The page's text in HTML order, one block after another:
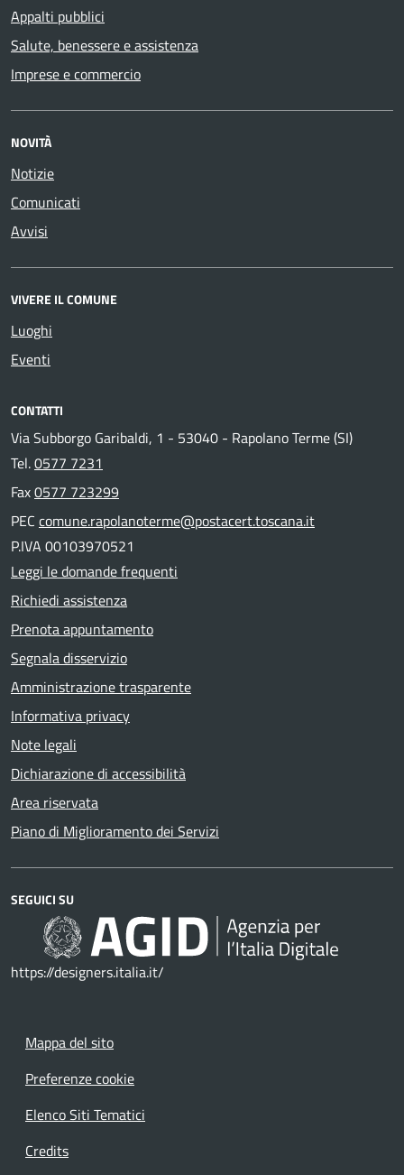
Appalti pubblici
Salute, benessere e assistenza
Imprese e commercio
NOVITÀ
Notizie
Comunicati
Avvisi
VIVERE IL COMUNE
Luoghi
Eventi
CONTATTI
Via Subborgo Garibaldi, 1 - 53040 - Rapolano Terme (SI)
Tel.0577 7231
Fax0577 723299
PEC comune.rapolanoterme@postacert.toscana.it
P.IVA 00103970521
Leggi le domande frequenti
Richiedi assistenza
Prenota appuntamento
Segnala disservizio
Amministrazione trasparente
Informativa privacy
Note legali
Dichiarazione di accessibilità
Area riservata
Piano di Miglioramento dei Servizi
SEGUICI SU
https://designers.italia.it/
Mappa del sito
Preferenze cookie
Elenco Siti Tematici
Credits